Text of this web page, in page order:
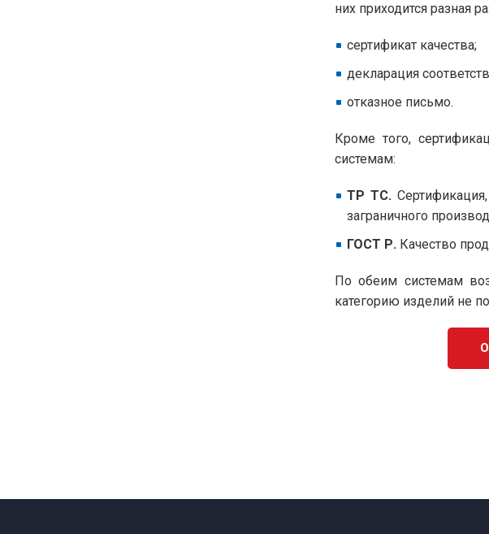
них приходится разная
сертификат качества;
декларация
отказное письмо.
Кроме того,
системам:
ТР ТС.
заграничного
ГОСТ Р. Качество
По обеим системам
категорию изделий не